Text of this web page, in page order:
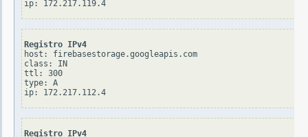
Registro IPv4
host: firebasestorage.googleapis.com
class: IN
ttl: 300
type: A
Registro IPv4